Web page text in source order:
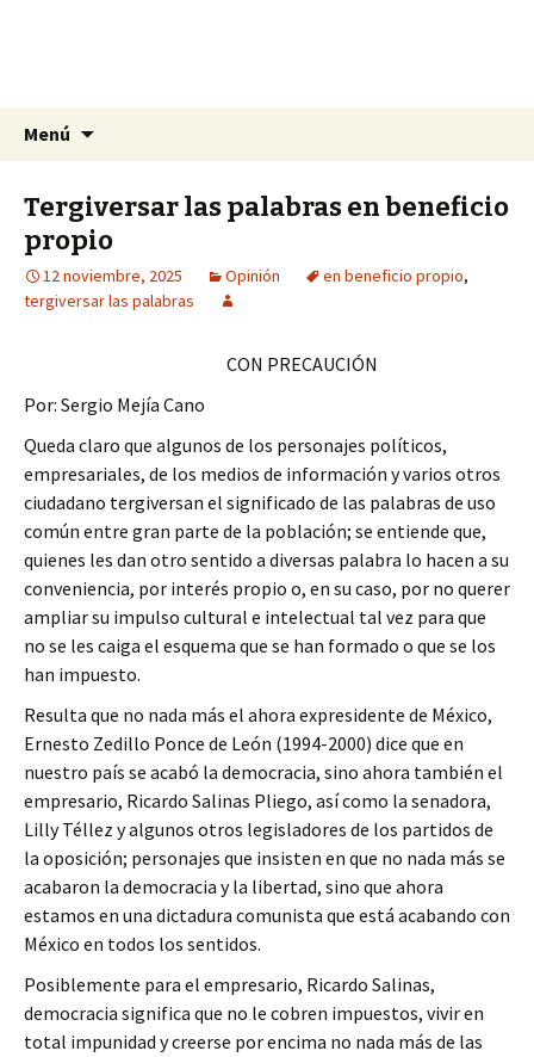
La Yunta de Tepic
La nueva opción en información
Menú
Tergiversar las palabras en beneficio
propio
12 noviembre, 2025 Opinión en beneficio propio,
tergiversar las palabras
CON PRECAUCIÓN
Por: Sergio Mejía Cano
Queda claro que algunos de los personajes políticos,
empresariales, de los medios de información y varios otros
ciudadano tergiversan el significado de las palabras de uso
común entre gran parte de la población; se entiende que,
quienes les dan otro sentido a diversas palabra lo hacen a su
conveniencia, por interés propio o, en su caso, por no querer
ampliar su impulso cultural e intelectual tal vez para que
no se les caiga el esquema que se han formado o que se los
han impuesto.
Resulta que no nada más el ahora expresidente de México,
Ernesto Zedillo Ponce de León (1994-2000) dice que en
nuestro país se acabó la democracia, sino ahora también el
empresario, Ricardo Salinas Pliego, así como la senadora,
Lilly Téllez y algunos otros legisladores de los partidos de
la oposición; personajes que insisten en que no nada más se
acabaron la democracia y la libertad, sino que ahora
estamos en una dictadura comunista que está acabando con
México en todos los sentidos.
Posiblemente para el empresario, Ricardo Salinas,
democracia significa que no le cobren impuestos, vivir en
total impunidad y creerse por encima no nada más de las